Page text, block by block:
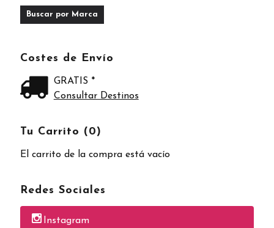
Costes de Envío
GRATIS *
Consultar Destinos
Tu Carrito (0)
El carrito de la compra está vacío
Redes Sociales
Instagram